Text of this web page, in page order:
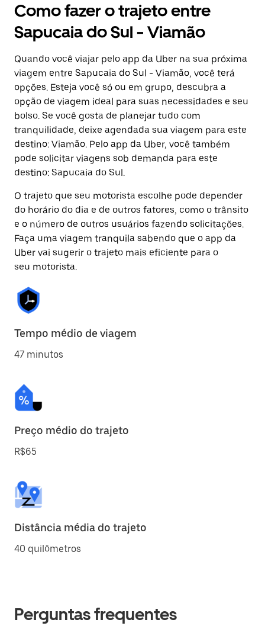
Como fazer o trajeto entre
Sapucaia do Sul - Viamão
Quando você viajar pelo app da Uber na sua próxima
viagem entre Sapucaia do Sul - Viamão, você terá
opções. Esteja você só ou em grupo, descubra a
opção de viagem ideal para suas necessidades e seu
bolso. Se você gosta de planejar tudo com
tranquilidade, deixe agendada sua viagem para este
destino: Viamão. Pelo app da Uber, você também
pode solicitar viagens sob demanda para este
destino: Sapucaia do Sul.
O trajeto que seu motorista escolhe pode depender
do horário do dia e de outros fatores, como o trânsito
e o número de outros usuários fazendo solicitações.
Faça uma viagem tranquila sabendo que o app da
Uber vai sugerir o trajeto mais eficiente para o
seu motorista.
Tempo médio de viagem
47 minutos
Preço médio do trajeto
R$65
Distância média do trajeto
40 quilômetros
Perguntas frequentes